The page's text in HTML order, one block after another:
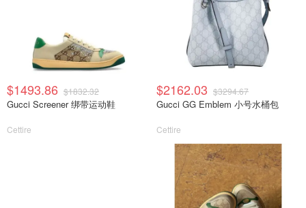
$1493.86 $1832.32
Gucci Screener 绑带运动鞋
Cettire
$2162.03 $3294.67
Gucci GG Emblem 小号水桶包
Cettire